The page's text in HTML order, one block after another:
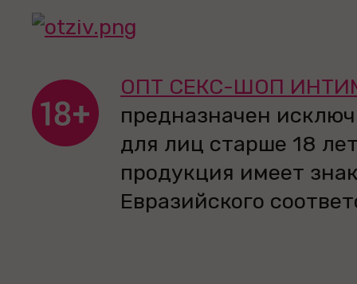
ОПТ СЕКС-ШОП
предназначен
для лиц старше 18
продукция имеет
Евразийского